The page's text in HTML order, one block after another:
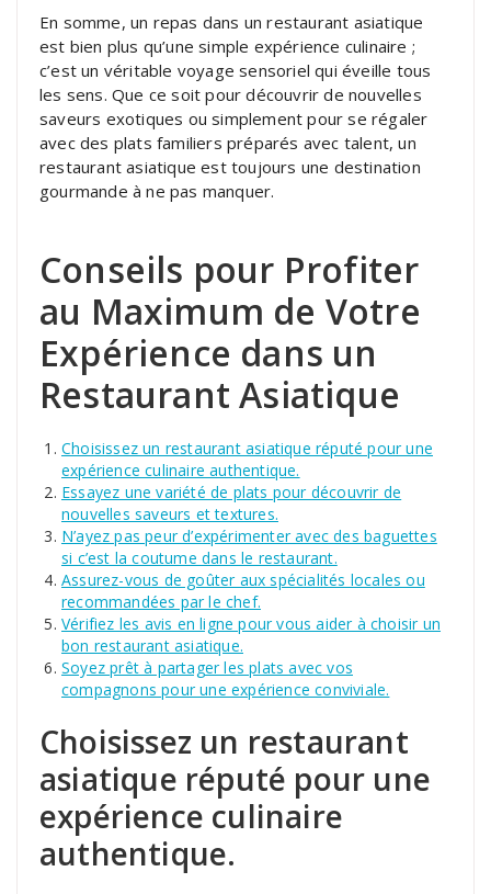
En somme, un repas dans un restaurant asiatique
est bien plus qu’une simple expérience culinaire ;
c’est un véritable voyage sensoriel qui éveille tous
les sens. Que ce soit pour découvrir de nouvelles
saveurs exotiques ou simplement pour se régaler
avec des plats familiers préparés avec talent, un
restaurant asiatique est toujours une destination
gourmande à ne pas manquer.
Conseils pour Profiter
au Maximum de Votre
Expérience dans un
Restaurant Asiatique
Choisissez un restaurant asiatique réputé pour une
expérience culinaire authentique.
Essayez une variété de plats pour découvrir de
nouvelles saveurs et textures.
N’ayez pas peur d’expérimenter avec des baguettes
si c’est la coutume dans le restaurant.
Assurez-vous de goûter aux spécialités locales ou
recommandées par le chef.
Vérifiez les avis en ligne pour vous aider à choisir un
bon restaurant asiatique.
Soyez prêt à partager les plats avec vos
compagnons pour une expérience conviviale.
Choisissez un restaurant
asiatique réputé pour une
expérience culinaire
authentique.